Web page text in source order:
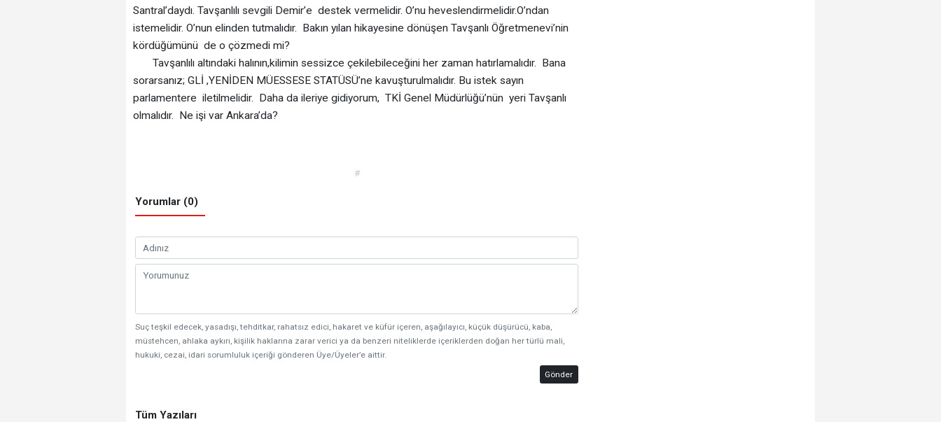
Santral’daydı. Tavşanlılı sevgili Demir’e destek vermelidir. O’nu heveslendirmelidir.O’ndan
istemelidir. O’nun elinden tutmalıdır. Bakın yılan hikayesine dönüşen Tavşanlı Öğretmenevi’nin
kördüğümünü de o çözmedi mi?
Tavşanlılı altındaki halının,kilimin sessizce çekilebileceğini her zaman hatırlamalıdır. Bana
sorarsanız; GLİ ,YENİDEN MÜESSESE STATÜSÜ’ne kavuşturulmalıdır. Bu istek sayın
parlamentere iletilmelidir. Daha da ileriye gidiyorum, TKİ Genel Müdürlüğü’nün yeri Tavşanlı
olmalıdır. Ne işi var Ankara’da?
#
Yorumlar (0)
Suç teşkil edecek, yasadışı, tehditkar, rahatsız edici, hakaret ve küfür içeren, aşağılayıcı, küçük düşürücü, kaba,
müstehcen, ahlaka aykırı, kişilik haklarına zarar verici ya da benzeri niteliklerde içeriklerden doğan her türlü mali,
hukuki, cezai, idari sorumluluk içeriği gönderen Üye/Üyeler’e aittir.
Gönder
Tüm Yazıları